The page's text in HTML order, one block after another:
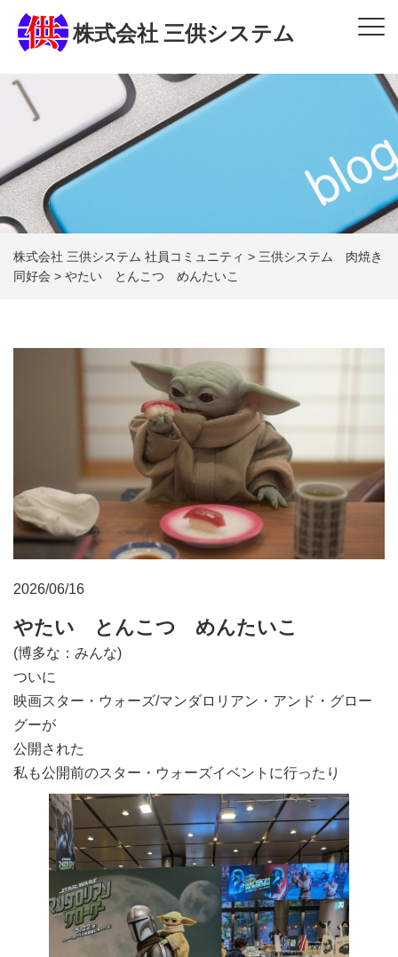
株式会社 三供システム
株式会社 三供システム 社員コミュニティ > 三供システム 肉焼き
同好会 > やたい とんこつ めんたいこ
2026/06/16
やたい とんこつ めんたいこ
(博多な：みんな)
ついに
映画スター・ウォーズ/マンダロリアン・アンド・グロー
グーが
公開された
私も公開前のスター・ウォーズイベントに行ったり